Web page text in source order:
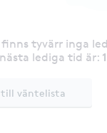
tyvärr inga
nästa lediga tid är:
till väntelista